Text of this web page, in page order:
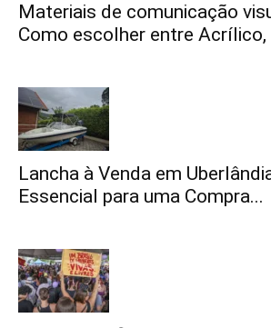
Materiais de comunicação
Como escolher entre Acrílico,
Lancha à Venda em
Essencial para uma Compra...